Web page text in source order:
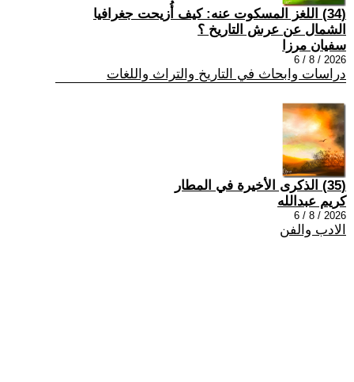
(34) اللغز المسكوت عنه: كيف أُزيحت جغرافيا
الشمال عن عرش التاريخ ؟
سفيان مرزا
2026 / 8 / 6
دراسات وابحاث في التاريخ والتراث واللغات
(35) الذكرى الأخيرة في المطار
كريم عبدالله
2026 / 8 / 6
الادب والفن